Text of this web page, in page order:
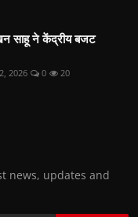
साहू ने केंद्रीय बजट
2026 0 20
news, updates and